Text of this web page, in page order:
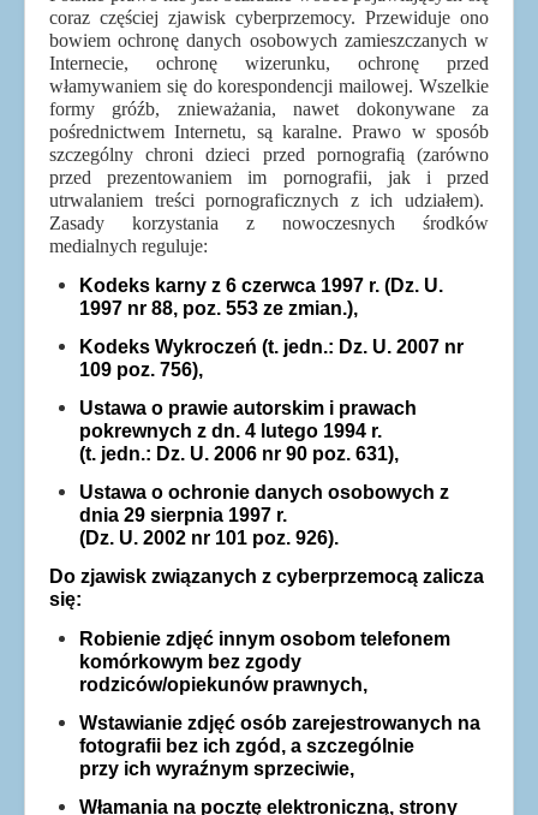
coraz częściej zjawisk cyberprzemocy. Przewiduje ono
bowiem ochronę danych osobowych zamieszczanych w
Internecie, ochronę wizerunku, ochronę przed
włamywaniem się do korespondencji mailowej. Wszelkie
formy gróźb, znieważania, nawet dokonywane za
pośrednictwem Internetu, są karalne. Prawo w sposób
szczególny chroni dzieci przed pornografią (zarówno
przed prezentowaniem im pornografii, jak i przed
utrwalaniem treści pornograficznych z ich udziałem).
Zasady korzystania z nowoczesnych środków
medialnych reguluje:
Kodeks karny z 6 czerwca 1997 r. (Dz. U.
1997 nr 88, poz. 553 ze zmian.),
Kodeks Wykroczeń (t. jedn.: Dz. U. 2007 nr
109 poz. 756),
Ustawa o prawie autorskim i prawach
pokrewnych z dn. 4 lutego 1994 r.
(t. jedn.: Dz. U. 2006 nr 90 poz. 631),
Ustawa o ochronie danych osobowych z
dnia 29 sierpnia 1997 r.
(Dz. U. 2002 nr 101 poz. 926).
Do zjawisk związanych z cyberprzemocą zalicza
się:
Robienie zdjęć innym osobom telefonem
komórkowym bez zgody
rodziców/opiekunów prawnych,
Wstawianie zdjęć osób zarejestrowanych na
fotografii bez ich zgód, a szczególnie
przy ich wyraźnym sprzeciwie,
Włamania na pocztę elektroniczną, strony